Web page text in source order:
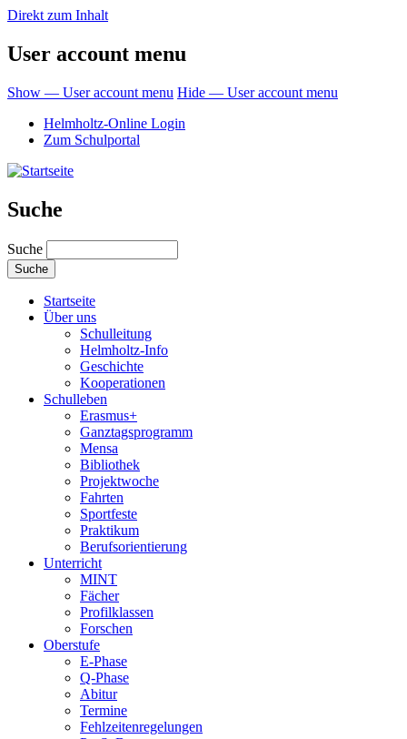
Direkt zum Inhalt
User account menu
Show — User account menu Hide — User account menu
Helmholtz-Online Login
Zum Schulportal
Suche
Suche
Startseite
Über uns
Schulleitung
Helmholtz-Info
Geschichte
Kooperationen
Schulleben
Erasmus+
Ganztagsprogramm
Mensa
Bibliothek
Projektwoche
Fahrten
Sportfeste
Praktikum
Berufsorientierung
Unterricht
MINT
Fächer
Profilklassen
Forschen
Oberstufe
E-Phase
Q-Phase
Abitur
Termine
Fehlzeitenregelungen